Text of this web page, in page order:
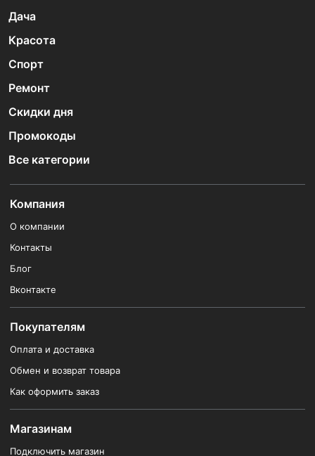
Дача
Красота
Спорт
Ремонт
Скидки дня
Промокоды
Все категории
Компания
О компании
Контакты
Блог
Вконтакте
Покупателям
Оплата и доставка
Обмен и возврат товара
Как оформить заказ
Магазинам
Подключить магазин